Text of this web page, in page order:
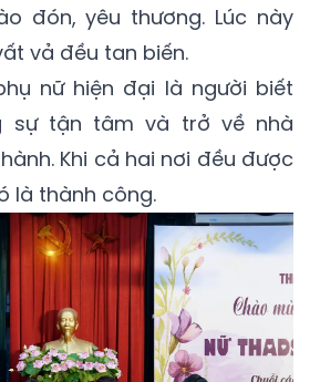
đón, yêu thương. Lúc này
vả đều tan biến.
nữ hiện đại là người biết
sự tận tâm và trở về nhà
Khi cả hai nơi đều được
là thành công.